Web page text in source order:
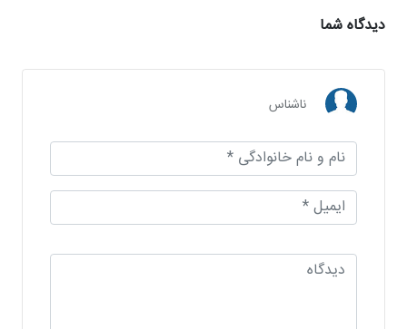
دیدگاه شما
ناشناس